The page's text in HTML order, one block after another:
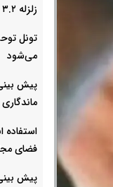
زلزله ۳.۲ ریشتری زاهدشهر فارس را لرزاند
می‌شود
ماندگاری
استفاده
فضای